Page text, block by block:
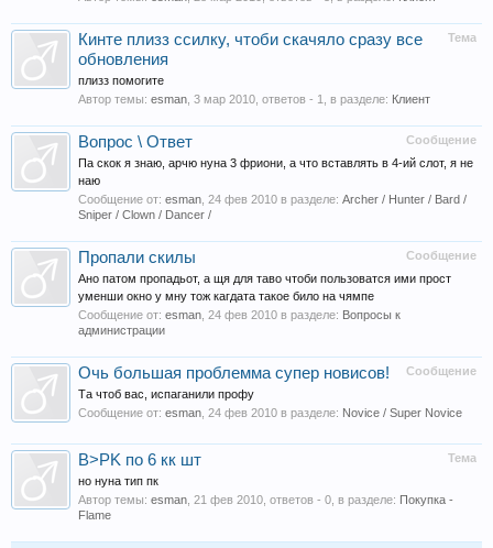
Тема
Кинте плизз ссилку, чтоби скачяло сразу все
обновления
плизз помогите
Автор темы: esman 3 мар 2010 , ответов - 1, в разделе: Клиент
Сообщение
Вопрос \ Ответ
Па скок я знаю, арчю нуна 3 фриони, а что вставлять в 4-ий слот, я не
наю
Сообщение от: esman 24 фев 2010 в разделе: Archer / Hunter / Bard /
Sniper / Clown / Dancer /
Сообщение
Пропали скилы
Ано патом пропадьот, а щя для таво чтоби пользоватся ими прост
уменши окно у мну тож кагдата такое било на чямпе
Сообщение от: esman 24 фев 2010 в разделе: Вопросы к
администрации
Сообщение
Очь большая проблемма супер новисов!
Та чтоб вас, испаганили профу
Сообщение от: esman 24 фев 2010 в разделе: Novice / Super Novice
Тема
B>PK по 6 кк шт
но нуна тип пк
Автор темы: esman 21 фев 2010 , ответов - 0, в разделе: Покупка -
Flame